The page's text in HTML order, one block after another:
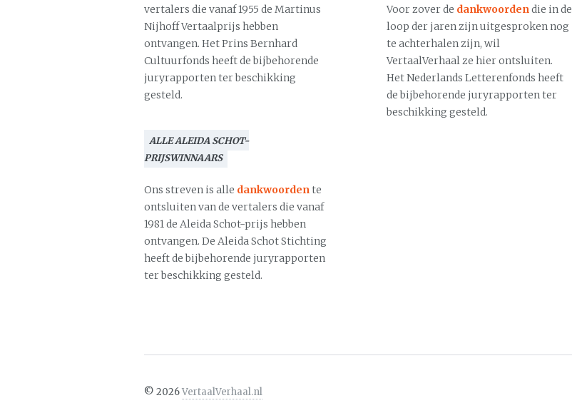
vertalers die vanaf 1955 de Martinus
Nijhoff Vertaalprijs hebben
ontvangen. Het Prins Bernhard
Cultuurfonds heeft de bijbehorende
juryrapporten ter beschikking
gesteld.
ALLE ALEIDA SCHOT-
PRIJSWINNAARS
Ons streven is alle dankwoordente
ontsluiten van de vertalers die vanaf
1981 de Aleida Schot-prijs hebben
ontvangen. De Aleida Schot Stichting
heeft de bijbehorende juryrapporten
ter beschikking gesteld.
Voor zover de dankwoordendie in de
loop der jaren zijn uitgesproken nog
te achterhalen zijn, wil
VertaalVerhaal ze hier ontsluiten.
Het Nederlands Letterenfonds heeft
de bijbehorende juryrapporten ter
beschikking gesteld.
© 2026VertaalVerhaal.nl